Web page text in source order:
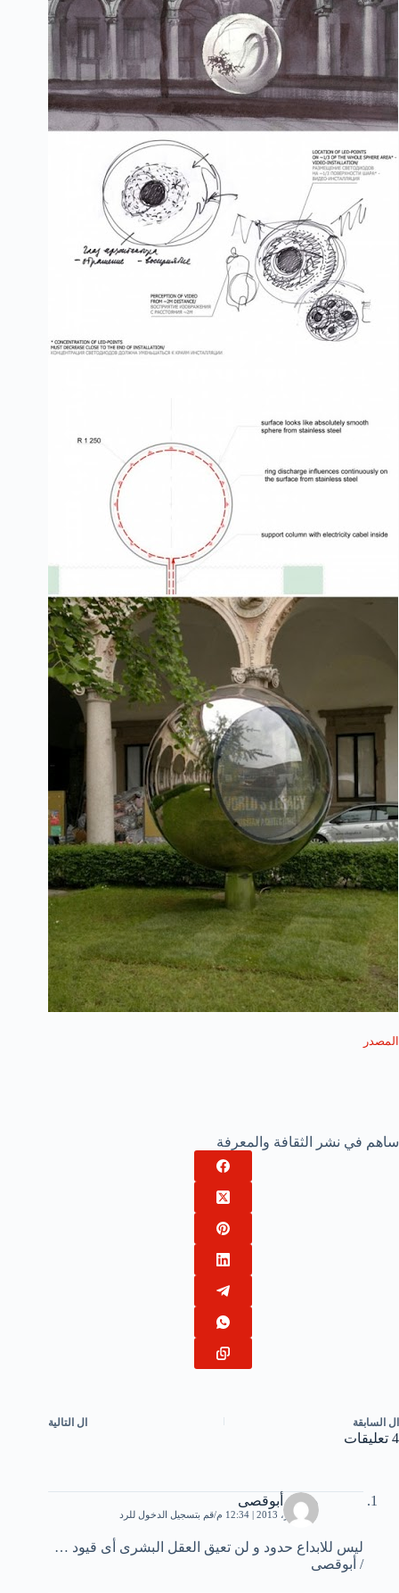
المصدر
ساهم في نشر الثقافة والمعرفة
ال السابقة ال التالية
4 تعليقات
محمد أبوقصى
7 سبتمبر، 2013 | 12:34 م قم بتسجيل الدخول للرد
ليس للابداع حدود و لن تعيق العقل البشرى أى قيود …
/ أبوقصى